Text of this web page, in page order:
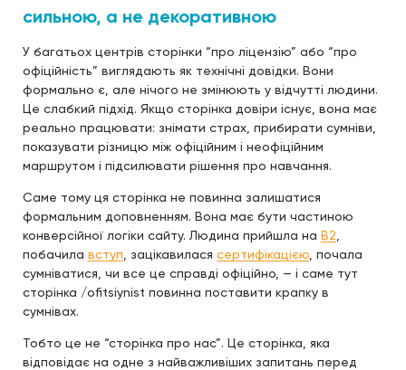
сильною, а не декоративною
У багатьох центрів сторінки “про ліцензію” або “про
офіційність” виглядають як технічні довідки. Вони
формально є, але нічого не змінюють у відчутті людини.
Це слабкий підхід. Якщо сторінка довіри існує, вона має
реально працювати: знімати страх, прибирати сумніви,
показувати різницю між офіційним і неофіційним
маршрутом і підсилювати рішення про навчання.
Саме тому ця сторінка не повинна залишатися
формальним доповненням. Вона має бути частиною
конверсійної логіки сайту. Людина прийшла на B2
побачила вступ , зацікавилася сертифікацією , почала
сумніватися, чи все це справді офіційно, — і саме тут
сторінка /ofitsiynist повинна поставити крапку в
сумнівах.
Тобто це не “сторінка про нас”. Це сторінка, яка
відповідає на одне з найважливіших запитань перед